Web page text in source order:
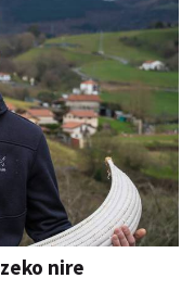
nire